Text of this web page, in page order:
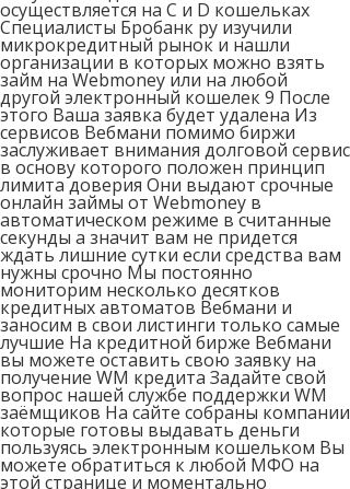
осуществляется на C и D кошельках
Специалисты Бробанк ру изучили
микрокредитный рынок и нашли
организации в которых можно взять
займ на Webmoney или на любой
другой электронный кошелек 9 После
этого Ваша заявка будет удалена Из
сервисов Вебмани помимо биржи
заслуживает внимания долговой сервис
в основу которого положен принцип
лимита доверия Они выдают срочные
онлайн займы от Webmoney в
автоматическом режиме в считанные
секунды а значит вам не придется
ждать лишние сутки если средства вам
нужны срочно Мы постоянно
мониторим несколько десятков
кредитных автоматов Вебмани и
заносим в свои листинги только самые
лучшие На кредитной бирже Вебмани
вы можете оставить свою заявку на
получение WM кредита Задайте свой
вопрос нашей службе поддержки WM
заёмщиков На сайте собраны компании
которые готовы выдавать деньги
пользуясь электронным кошельком Вы
можете обратиться к любой МФО на
этой странице и моментально